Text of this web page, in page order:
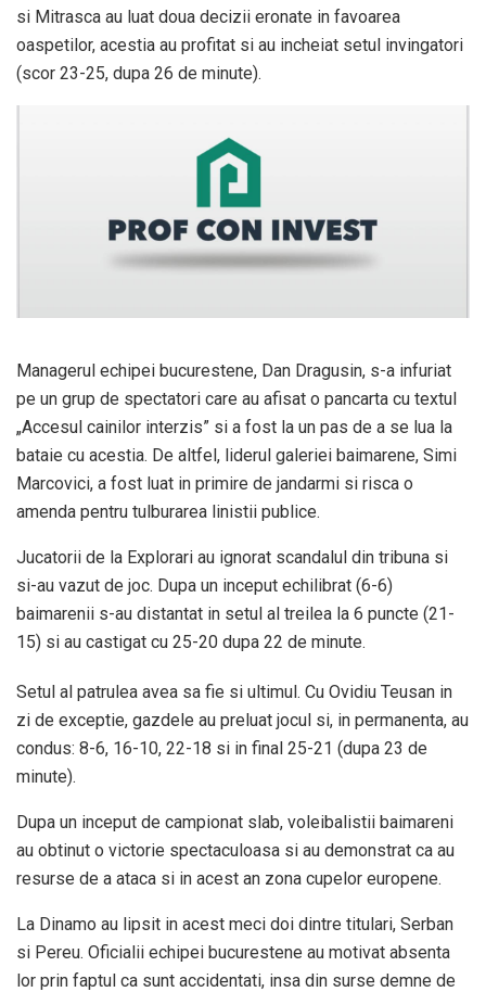
si Mitrasca au luat doua decizii eronate in favoarea
oaspetilor, acestia au profitat si au incheiat setul invingatori
(scor 23-25, dupa 26 de minute).
Managerul echipei bucurestene, Dan Dragusin, s-a infuriat
pe un grup de spectatori care au afisat o pancarta cu textul
„Accesul cainilor interzis” si a fost la un pas de a se lua la
bataie cu acestia. De altfel, liderul galeriei baimarene, Simi
Marcovici, a fost luat in primire de jandarmi si risca o
amenda pentru tulburarea linistii publice.
Jucatorii de la Explorari au ignorat scandalul din tribuna si
si-au vazut de joc. Dupa un inceput echilibrat (6-6)
baimarenii s-au distantat in setul al treilea la 6 puncte (21-
15) si au castigat cu 25-20 dupa 22 de minute.
Setul al patrulea avea sa fie si ultimul. Cu Ovidiu Teusan in
zi de exceptie, gazdele au preluat jocul si, in permanenta, au
condus: 8-6, 16-10, 22-18 si in final 25-21 (dupa 23 de
minute).
Dupa un inceput de campionat slab, voleibalistii baimareni
au obtinut o victorie spectaculoasa si au demonstrat ca au
resurse de a ataca si in acest an zona cupelor europene.
La Dinamo au lipsit in acest meci doi dintre titulari, Serban
si Pereu. Oficialii echipei bucurestene au motivat absenta
lor prin faptul ca sunt accidentati, insa din surse demne de